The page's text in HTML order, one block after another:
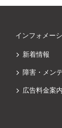
インフォメー
新着情報
障害・メン
広告料金案内